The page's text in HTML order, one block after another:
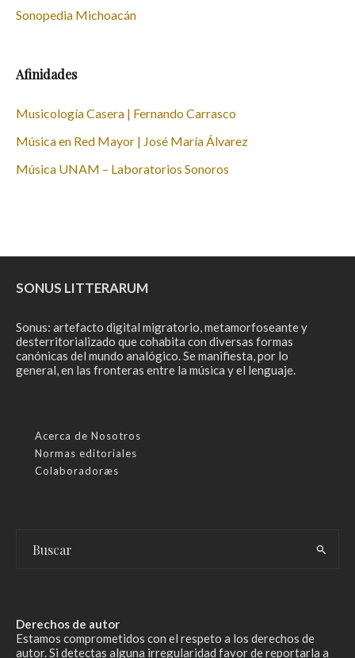
Sonopedia Michoacán
Afinidades
Musicología Casera | Fernando Carrasco
Música en Red Mayor | José María Álvarez
Música UNAM – Laboratorios Sonoros
SONUS LITTERARUM
Sonus: artefacto digital migratorio, metamorfoseante y
desterritorializado que cohabita con diversas formas
canónicas del mundo analógico. Se manifiesta, por lo
general, en las fronteras entre la música y el lenguaje.
Acerca de Nosotros
Normas editoriales
Colaboradoræs
Derechos de autor
Estamos comprometidos con el respeto a los derechos de
autor. Si detectas alguna irregularidad favor de reportarla a